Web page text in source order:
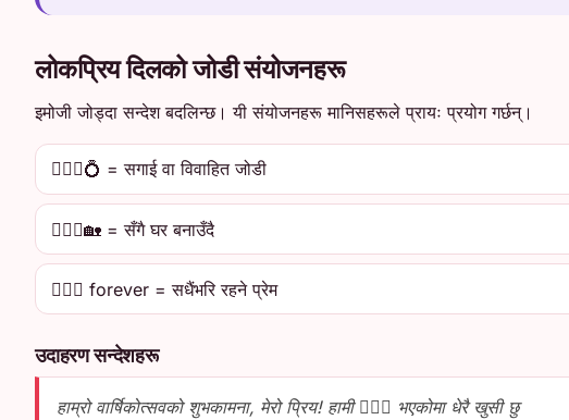
लोकप्रिय दिलको जोडी संयोजनहरू
इमोजी जोड्दा सन्देश बदलिन्छ। यी संयोजनहरू मानिसहरूले प्रायः प्रयोग गर्छन्।
👩‍❤️‍👨💍 = सगाई वा विवाहित जोडी
👩‍❤️‍👨🏡 = सँगै घर बनाउँदै
👩‍❤️‍👨 forever = सधैंभरि रहने प्रेम
उदाहरण सन्देशहरू
हाम्रो वार्षिकोत्सवको शुभकामना, मेरो प्रिय! हामी 👩‍❤️‍👨 भएकोमा धेरै खुसी छु